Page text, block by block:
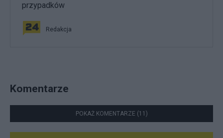
przypadków
Redakcja
Komentarze
POKAŻ KOMENTARZE (11)